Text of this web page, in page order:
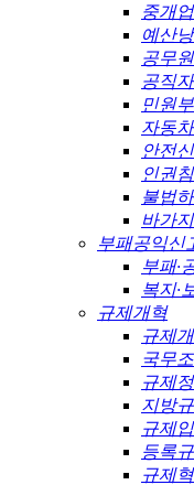
중개
예산
공무
공직
민원
자동
안전
인권
불법
바가
부패공익신
부패·
복지·
규제개혁
규제
국무
규제
지방
규제
등록
규제